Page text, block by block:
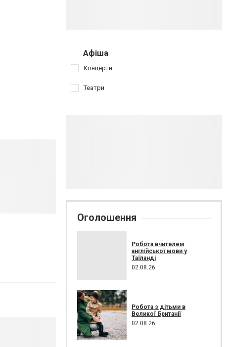
Афіша
Концерти
Театри
Оголошення
Робота вчителем
англійської мови у
Таїланді
02.08.26
Робота з дітьми в
Великої Британії
02.08.26